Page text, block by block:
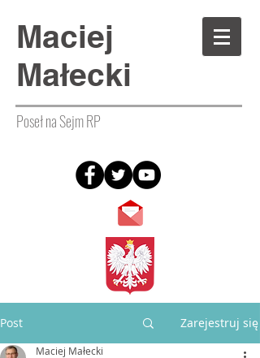
Maciej
Małecki
Poseł na Sejm RP
Post Zarejestruj się
Maciej Małecki